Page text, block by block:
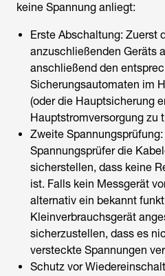
keine Spannung anliegt:
Erste Abschaltung: Zuerst
anzuschließenden Geräts
anschließend den
Sicherungsautomaten im
(oder die Hauptsicherung
Hauptstromversorgung zu
Zweite
Spannungsprüfer die
sicherstellen, dass keine
ist. Falls kein Messgerät
alternativ ein bekannt
Kleinverbrauchsgerät
sicherzustellen, dass es
versteckte Spannungen
Schutz vor